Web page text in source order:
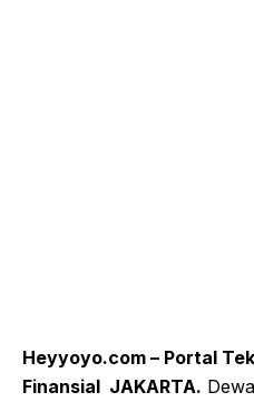
Heyyoyo.com – Portal
Finansial JAKARTA.